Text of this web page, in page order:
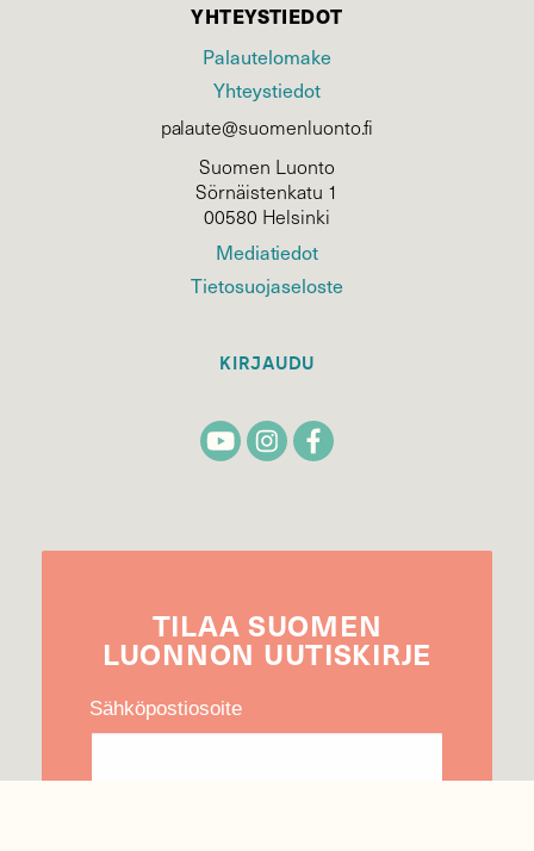
YHTEYSTIEDOT
Palautelomake
Yhteystiedot
palaute@suomenluonto.fi
Suomen Luonto
Sörnäistenkatu 1
00580 Helsinki
Mediatiedot
Tietosuojaseloste
KIRJAUDU
TILAA SUOMEN
LUONNON UUTIS­KIRJE
Sähköpostiosoite